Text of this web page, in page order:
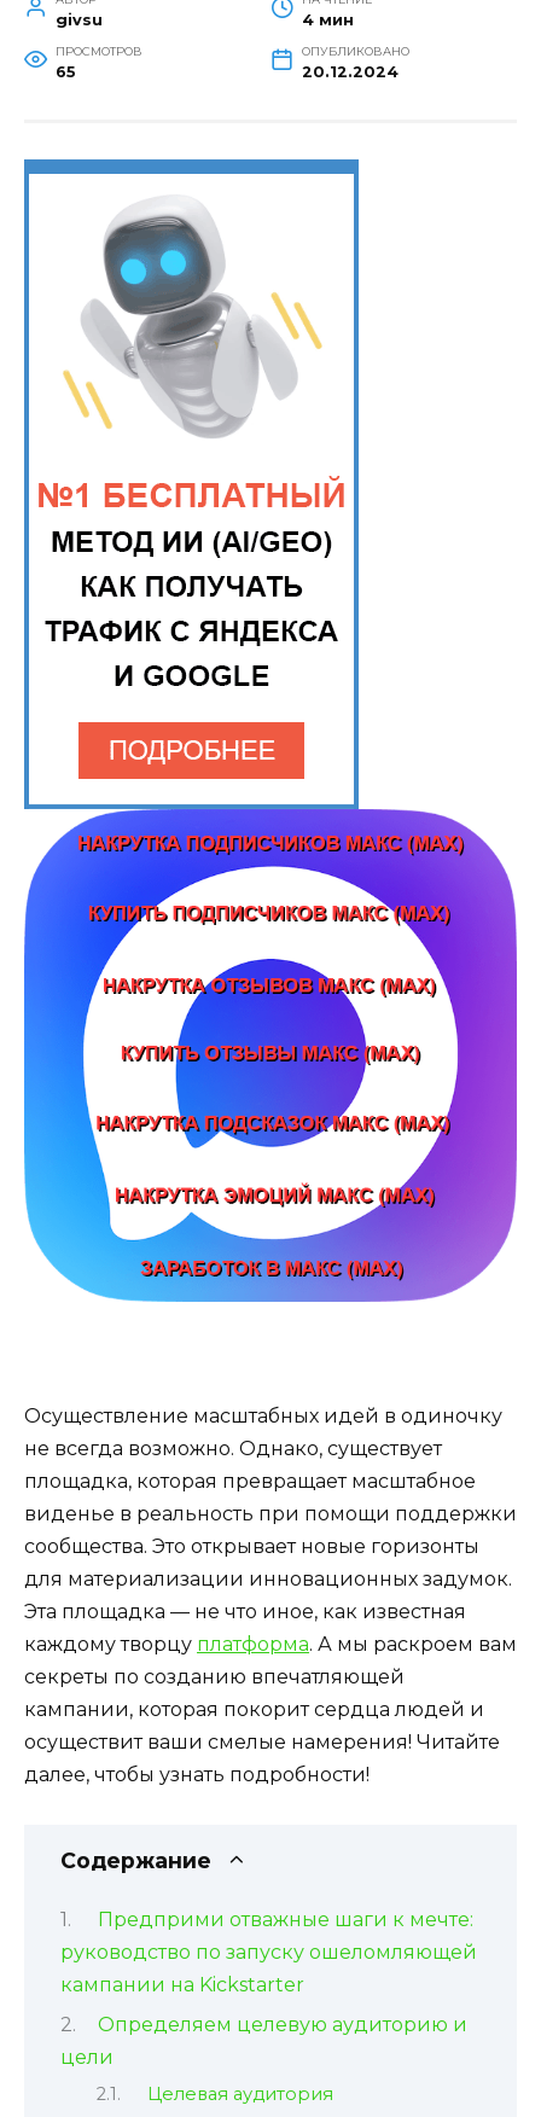
givsu 4 мин
ПРОСМОТРОВ
65
ОПУБЛИКОВАНО
20.12.2024
Осуществление масштабных идей в одиночку
не всегда возможно. Однако, существует
площадка, которая превращает масштабное
виденье в реальность при помощи поддержки
сообщества. Это открывает новые горизонты
для материализации инновационных задумок.
Эта площадка — не что иное, как известная
каждому творцу платформа. А мы раскроем вам
секреты по созданию впечатляющей
кампании, которая покорит сердца людей и
осуществит ваши смелые намерения! Читайте
далее, чтобы узнать подробности!
Содержание
Предприми отважные шаги к мечте:
руководство по запуску ошеломляющей
кампании на Kickstarter
Определяем целевую аудиторию и
цели
Целевая аудитория